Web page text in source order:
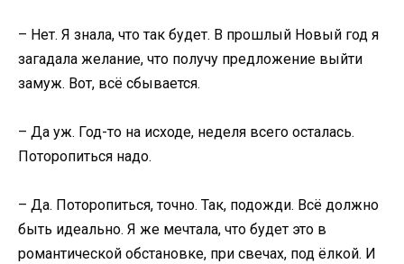
– Нет. Я знала, что так будет. В прошлый Новый год я
загадала желание, что получу предложение выйти
замуж. Вот, всё сбывается.
– Да уж. Год-то на исходе, неделя всего осталась.
Поторопиться надо.
– Да. Поторопиться, точно. Так, подожди. Всё должно
быть идеально. Я же мечтала, что будет это в
романтической обстановке, при свечах, под ёлкой. И